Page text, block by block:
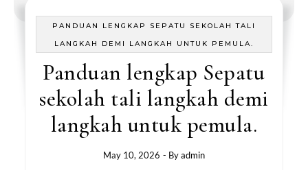
PANDUAN LENGKAP SEPATU SEKOLAH TALI
LANGKAH DEMI LANGKAH UNTUK PEMULA.
Panduan lengkap Sepatu
sekolah tali langkah demi
langkah untuk pemula.
May 10, 2026 - Byadmin